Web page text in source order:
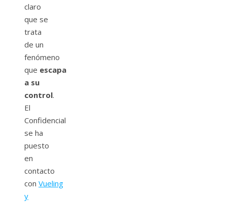
claro
que se
trata
de un
fenómeno
que escapa
a su
control.
El
Confidencial
se ha
puesto
en
contacto
con Vueling
y